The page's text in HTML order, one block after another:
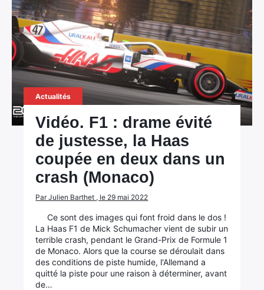
Actualités
Vidéo. F1 : drame évité
de justesse, la Haas
coupée en deux dans un
crash (Monaco)
Par Julien Barthet , le 29 mai 2022
Ce sont des images qui font froid dans le dos !
La Haas F1 de Mick Schumacher vient de subir un
terrible crash, pendant le Grand-Prix de Formule 1
de Monaco. Alors que la course se déroulait dans
des conditions de piste humide, l'Allemand a
quitté la piste pour une raison à déterminer, avant
de…